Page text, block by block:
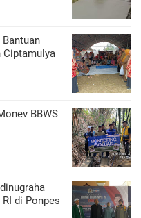
Bantuan
Ciptamulya
BBWS
di Ponpes